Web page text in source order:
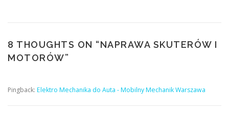
8 THOUGHTS ON “NAPRAWA SKUTERÓW I
MOTORÓW”
Pingback: Elektro Mechanika do Auta - Mobilny Mechanik Warszawa